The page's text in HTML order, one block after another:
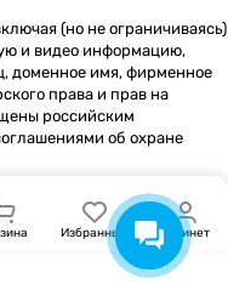
(но не ограничиваясь)
и видео информацию,
доменное имя, фирменное
права и прав на
российским
об охране
Избранные Кабинет